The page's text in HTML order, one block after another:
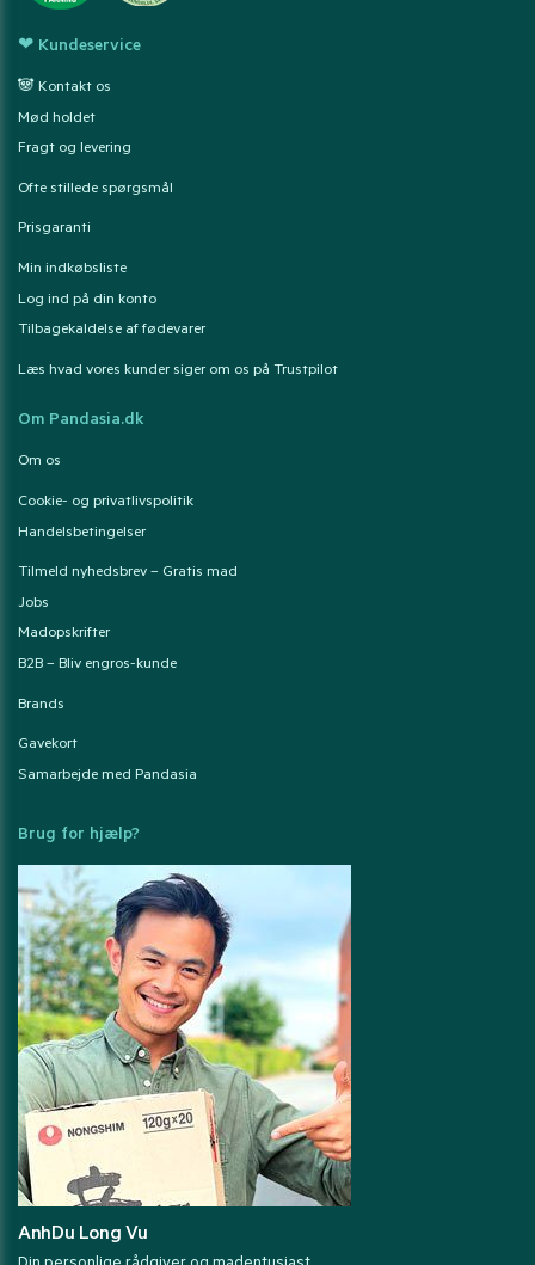
❤ Kundeservice
🐼 Kontakt os
Mød holdet
Fragt og levering
Ofte stillede spørgsmål
Prisgaranti
Min indkøbsliste
Log ind på din konto
Tilbagekaldelse af fødevarer
Læs hvad vores kunder siger om os på Trustpilot
Om Pandasia.dk
Om os
Cookie- og privatlivspolitik
Handelsbetingelser
Tilmeld nyhedsbrev – Gratis mad
Jobs
Madopskrifter
B2B – Bliv engros-kunde
Brands
Gavekort
Samarbejde med Pandasia
Brug for hjælp?
AnhDu Long Vu